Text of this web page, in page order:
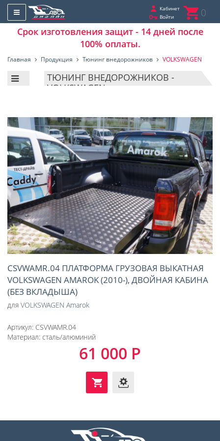
Кабинет
Войти
0
Срок изготовления защит - 14 дней после
100% оплаты.
Главная Продукция Тюнинг внедорожников VOLKSWAGEN
ТЮНИНГ ВНЕДОРОЖНИКОВ -
VOLKSWAGEN
CSVWAMR.04 ПЛАТФОРМА ГРУЗОВАЯ ВЫКАТНАЯ
VOLKSWAGEN AMAROK (2010-), ДВОЙНАЯ КАБИНА
(БЕЗ ВКЛАДЫША)
для VOLKSWAGEN Amarok
Артикул: CSVWAMR.04
Материал: сталь/алюминий
61 000 Р